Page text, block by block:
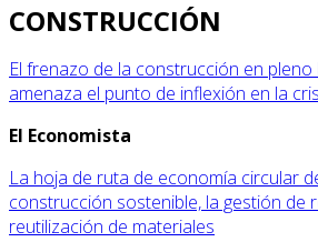
CONSTRUCCIÓN
El frenazo de la construcción en
amenaza el punto de inflexión en la
El Economista
La hoja de ruta de economía circular
construcción sostenible, la gestión de
reutilización de materiales